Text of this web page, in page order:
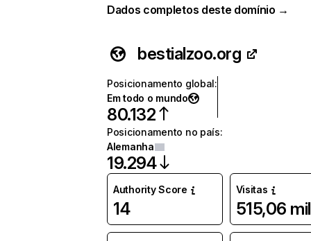
Dados completos deste domínio →
bestialzoo.org
Posicionamento global:
Em todo o mundo
80.132
Posicionamento no país:
Alemanha
19.294
Authority Score
14
Visitas
515,06 mil